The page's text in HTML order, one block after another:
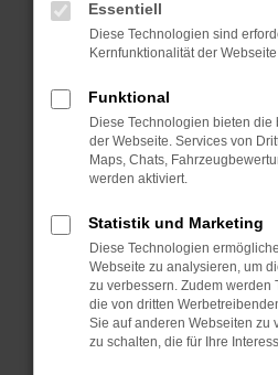
können das Laden
verhindern. Funktioniert
Fenster?
Starte dein Gerät neu.
Das kann manchmal
Probleme zu beheben.
Betriebssystem auf
sind.
Veraltete Software birgt
Sicherheitsrisiko,
führen, dass bestimmte
unterstützt werden.
Essentiell
Diese Technologien sind
Kernfunktionalität der
Funktional
Diese Technologien bieten
der Webseite. Services von
Maps, Chats,
werden aktiviert.
Statistik und Marketing
Diese Technologien
Webseite zu analysieren, um
zu verbessern. Zudem werden
die von dritten
Sie auf anderen Webseiten zu
zu schalten, die für Ihre